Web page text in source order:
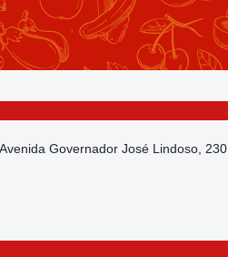
Governador José Lindoso, 230